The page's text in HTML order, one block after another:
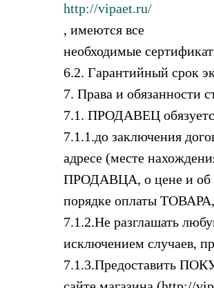
http://vipaet.ru/
, имеются все
необходимые
6.2. Гарантийный срок
7. Права и обязанности
7.1. ПРОДАВЕЦ
7.1.1.до заключения
адресе (месте
ПРОДАВЦА, о цене и об
порядке оплаты ТОВАРА,
7.1.2.Не разглашать
исключением случаев,
7.1.3.Предоставить